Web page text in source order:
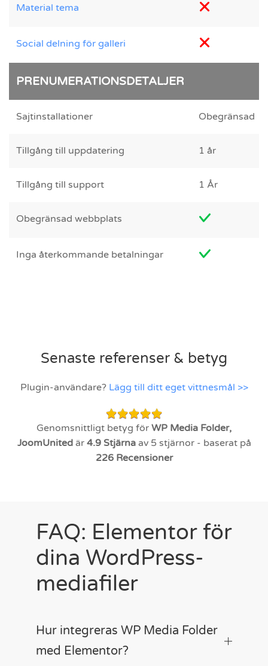
Material tema
Social delning för galleri
PRENUMERATIONSDETALJER
Sajtinstallationer Obegränsad
Tillgång till uppdatering 1 år
Tillgång till support 1 År
Obegränsad webbplats
Inga återkommande betalningar
Senaste referenser & betyg
Plugin-användare? Lägg till ditt eget vittnesmål >>
Genomsnittligt betyg för WP Media Folder,
JoomUnited är 4.9 Stjärnaav 5 stjärnor - baserat på
226 Recensioner
FAQ: Elementor för
dina WordPress-
mediafiler
Hur integreras WP Media Folder
med Elementor?